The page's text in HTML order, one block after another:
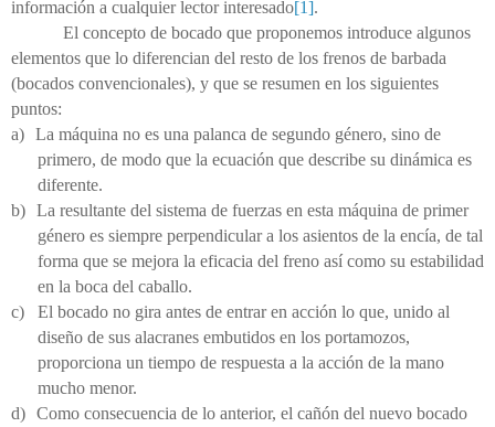
información a cualquier lector interesado[1].
El concepto de bocado que proponemos introduce algunos
elementos que lo diferencian del resto de los frenos de barbada
(bocados convencionales), y que se resumen en los siguientes
puntos:
a) La máquina no es una palanca de segundo género, sino de
primero, de modo que la ecuación que describe su dinámica es
diferente.
b) La resultante del sistema de fuerzas en esta máquina de primer
género es siempre perpendicular a los asientos de la encía, de tal
forma que se mejora la eficacia del freno así como su estabilidad
en la boca del caballo.
c)
El bocado no gira antes de entrar en acción lo que, unido al
diseño de sus alacranes embutidos en los portamozos,
proporciona un tiempo de respuesta a la acción de la mano
mucho menor.
d) Como consecuencia de lo anterior, el cañón del nuevo bocado